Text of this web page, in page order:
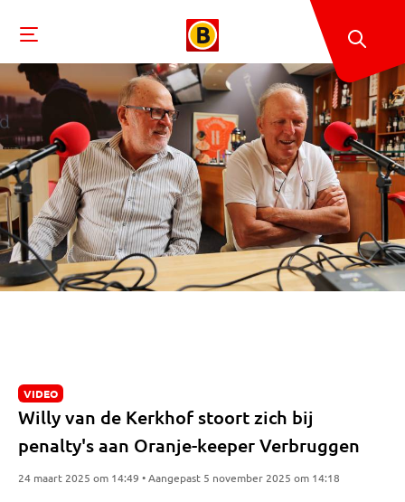
VIDEO
Willy van de Kerkhof stoort zich bij
penalty's aan Oranje-keeper Verbruggen
24 maart 2025 om 14:49 • Aangepast 5 november 2025 om 14:18